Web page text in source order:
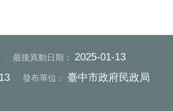
最後異動日期： 2025-01-13
發布單位： 臺中市政府民政局